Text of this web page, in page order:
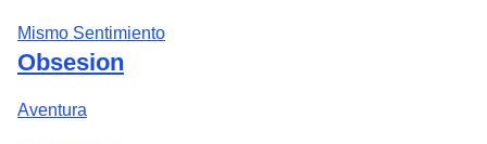
Mismo Sentimiento
Obsesion
Aventura